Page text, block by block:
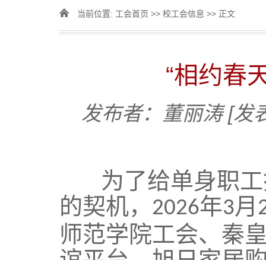
当前位置: 工会首页 >> 校工会信息 >> 正文
“相约春
发布者：董丽涛 [发
为了给单身职工
的契机， 2026年3月
师范学院工会、秦